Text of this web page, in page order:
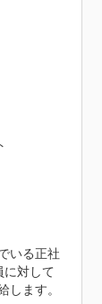
いる正社
に対して
します。